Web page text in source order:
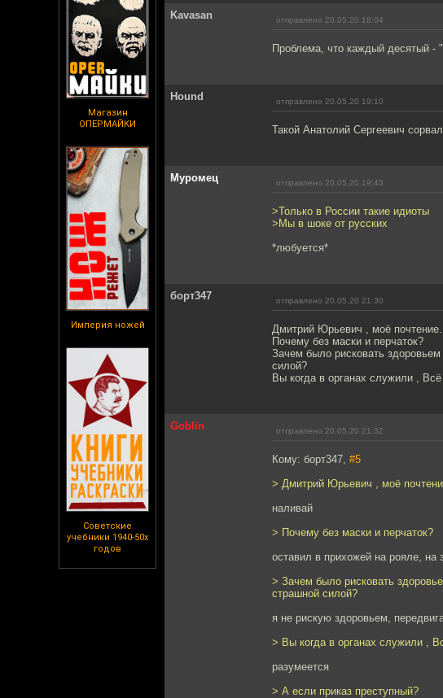
Магазин
ОПЕРМАЙКИ
Империя ножей
Советские
учебники 1940-50х
годов
Kavasan отправлено 20.05.20 18:04
Проблема, что каждый десятый -
Hound отправлено 20.05.20 19:10
Такой Анатолий Сергеевич
Муромец отправлено 20.05.20 19:43
>Только в России такие идиоты
>Мы в шоке от русских
*любуется*
борт347 отправлено 20.05.20 21:30
Дмитрий Юрьевич , моё
Почему без маски и перчаток?
Зачем было рисковать
силой?
Вы когда в органах служили ,
Goblin отправлено 20.05.20 21:32
Кому: борт347, #5
> Дмитрий Юрьевич , моё
наливай
> Почему без маски и перчаток?
оставил в прихожей на рояле, на
> Зачем было рисковать
страшной силой?
я не рискую здоровьем,
> Вы когда в органах служили ,
разумеется
> А если приказ преступный?